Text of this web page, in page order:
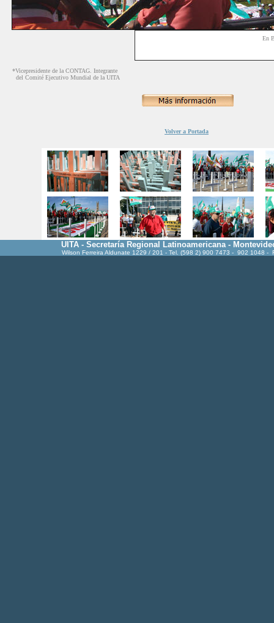
En
*Vicepresidente de la CONTAG. Integrante
del Comité Ejecutivo Mundial de la UITA
Volver a Portada
UITA - Secretaría Regional Latinoamericana -
Wilson Ferreira Aldunate 1229 / 201 - Tel. (598 2) 900 7473 - 902 1048 -